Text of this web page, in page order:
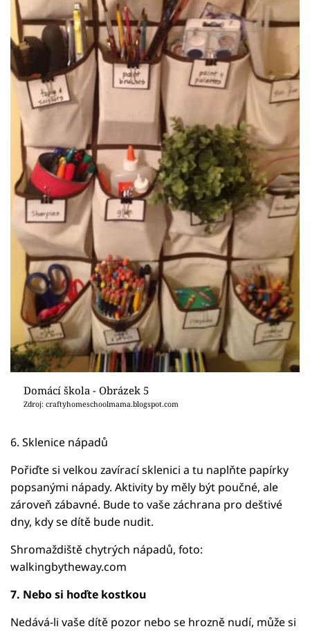
Domácí škola - Obrázek 5
Zdroj: craftyhomeschoolmama.blogspot.com
6. Sklenice nápadů
Pořiďte si velkou zavírací sklenici a tu naplňte papírky
popsanými nápady. Aktivity by měly být poučné, ale
zároveň zábavné. Bude to vaše záchrana pro deštivé
dny, kdy se dítě bude nudit.
Shromaždiště chytrých nápadů, foto:
walkingbytheway.com
7. Nebo si hoďte kostkou
Nedává-li vaše dítě pozor nebo se hrozně nudí, může si